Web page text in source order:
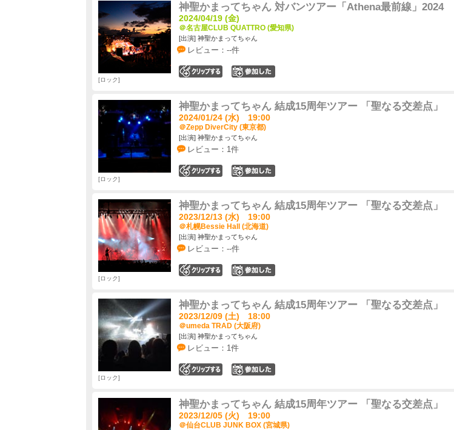
神聖かまってちゃん 対バンツアー「Athena最前線」2024
2024/04/19 (金)
＠名古屋CLUB QUATTRO (愛知県)
[出演] 神聖かまってちゃん
レビュー：--件
ロック
神聖かまってちゃん 結成15周年ツアー 「聖なる交差点」
2024/01/24 (水) 19:00
＠Zepp DiverCity (東京都)
[出演] 神聖かまってちゃん
レビュー：1件
ロック
神聖かまってちゃん 結成15周年ツアー 「聖なる交差点」
2023/12/13 (水) 19:00
＠札幌Bessie Hall (北海道)
[出演] 神聖かまってちゃん
レビュー：--件
ロック
神聖かまってちゃん 結成15周年ツアー 「聖なる交差点」
2023/12/09 (土) 18:00
＠umeda TRAD (大阪府)
[出演] 神聖かまってちゃん
レビュー：1件
ロック
神聖かまってちゃん 結成15周年ツアー 「聖なる交差点」
2023/12/05 (火) 19:00
＠仙台CLUB JUNK BOX (宮城県)